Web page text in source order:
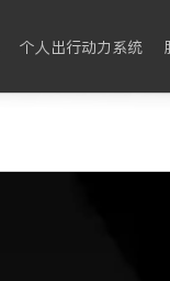
个人出行动力系统